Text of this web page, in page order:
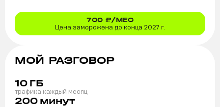
700 ₽/МЕС
Цена заморожена до конца 2027 г.
МОЙ РАЗГОВОР
10 ГБ
трафика каждый месяц
200 минут